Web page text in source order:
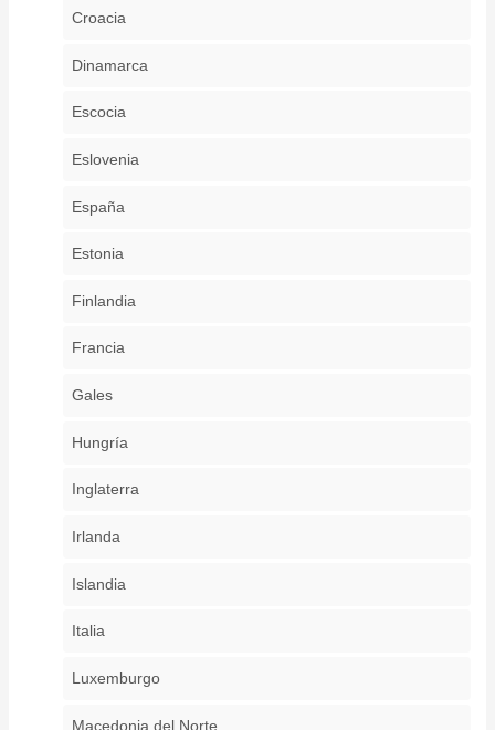
Croacia
Dinamarca
Escocia
Eslovenia
España
Estonia
Finlandia
Francia
Gales
Hungría
Inglaterra
Irlanda
Islandia
Italia
Luxemburgo
Macedonia del Norte